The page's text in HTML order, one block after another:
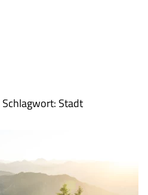
: Stadt